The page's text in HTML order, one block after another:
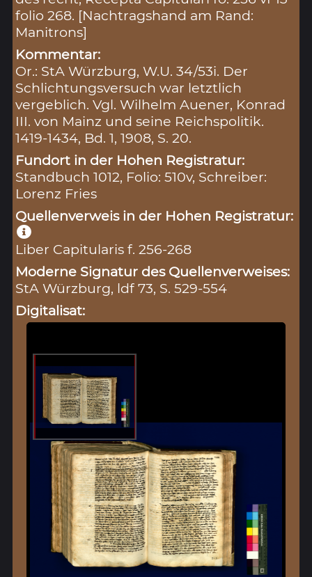
folio 268. [Nachtragshand am Rand:
Manitrons]
Kommentar:
Or.: StA Würzburg, W.U. 34/53i. Der
Schlichtungsversuch war letztlich
vergeblich. Vgl. Wilhelm Auener, Konrad
III. von Mainz und seine Reichspolitik.
1419-1434, Bd. 1, 1908, S. 20.
Fundort in der Hohen Registratur:
Standbuch 1012, Folio: 510v, Schreiber:
Lorenz Fries
Quellenverweis in der Hohen Registratur:
Liber Capitularis f. 256-268
Moderne Signatur des Quellenverweises:
StA Würzburg, ldf 73, S. 529-554
Digitalisat: